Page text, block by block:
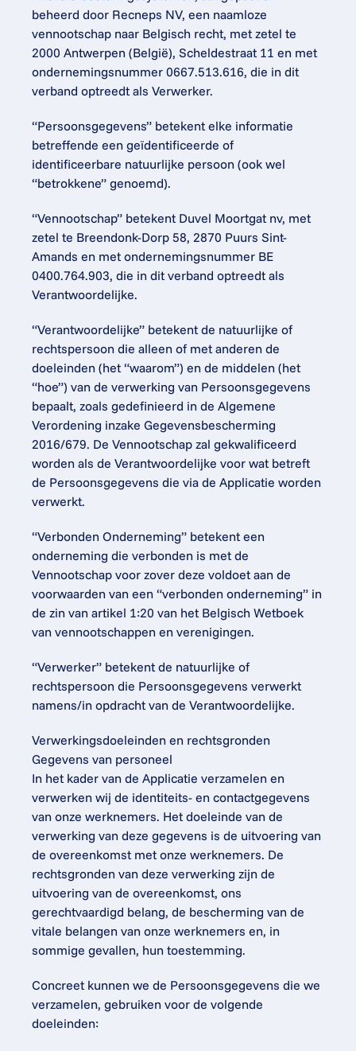
beheerd door Recneps NV, een naamloze
vennootschap naar Belgisch recht, met zetel te
2000 Antwerpen (België), Scheldestraat 11 en met
ondernemingsnummer 0667.513.616, die in dit
verband optreedt als Verwerker.
“Persoonsgegevens” betekent elke informatie
betreffende een geïdentificeerde of
identificeerbare natuurlijke persoon (ook wel
“betrokkene” genoemd).
“Vennootschap” betekent Duvel Moortgat nv, met
zetel te Breendonk-Dorp 58, 2870 Puurs Sint-
Amands en met ondernemingsnummer BE
0400.764.903, die in dit verband optreedt als
Verantwoordelijke.
“Verantwoordelijke” betekent de natuurlijke of
rechtspersoon die alleen of met anderen de
doeleinden (het “waarom”) en de middelen (het
“hoe”) van de verwerking van Persoonsgegevens
bepaalt, zoals gedefinieerd in de Algemene
Verordening inzake Gegevensbescherming
2016/679. De Vennootschap zal gekwalificeerd
worden als de Verantwoordelijke voor wat betreft
de Persoonsgegevens die via de Applicatie worden
verwerkt.
“Verbonden Onderneming” betekent een
onderneming die verbonden is met de
Vennootschap voor zover deze voldoet aan de
voorwaarden van een “verbonden onderneming” in
de zin van artikel 1:20 van het Belgisch Wetboek
van vennootschappen en verenigingen.
“Verwerker” betekent de natuurlijke of
rechtspersoon die Persoonsgegevens verwerkt
namens/in opdracht van de Verantwoordelijke.
Verwerkingsdoeleinden en rechtsgronden
Gegevens van personeel
In het kader van de Applicatie verzamelen en
verwerken wij de identiteits- en contactgegevens
van onze werknemers. Het doeleinde van de
verwerking van deze gegevens is de uitvoering van
de overeenkomst met onze werknemers. De
rechtsgronden van deze verwerking zijn de
uitvoering van de overeenkomst, ons
gerechtvaardigd belang, de bescherming van de
vitale belangen van onze werknemers en, in
sommige gevallen, hun toestemming.
Concreet kunnen we de Persoonsgegevens die we
verzamelen, gebruiken voor de volgende
doeleinden: